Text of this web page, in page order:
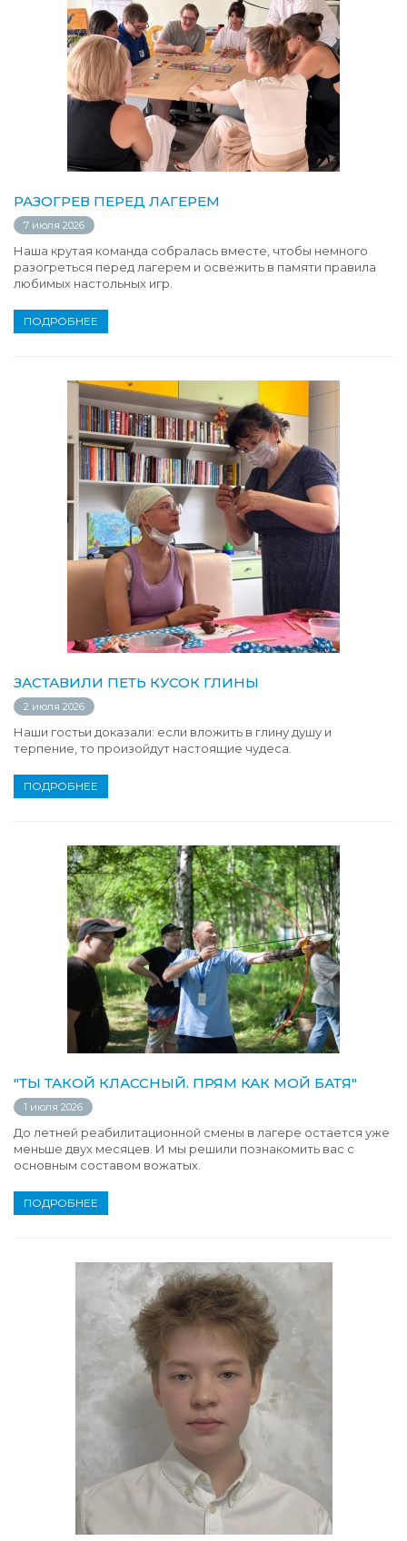
РАЗОГРЕВ ПЕРЕД ЛАГЕРЕМ
7 июля 2026
Наша крутая команда собралась вместе, чтобы немного
разогреться перед лагерем и освежить в памяти правила
любимых настольных игр.
ПОДРОБНЕЕ
ЗАСТАВИЛИ ПЕТЬ КУСОК ГЛИНЫ
2 июля 2026
Наши гостьи доказали: если вложить в глину душу и
терпение, то произойдут настоящие чудеса.
ПОДРОБНЕЕ
"ТЫ ТАКОЙ КЛАССНЫЙ. ПРЯМ КАК МОЙ БАТЯ"
1 июля 2026
До летней реабилитационной смены в лагере остается уже
меньше двух месяцев. И мы решили познакомить вас с
основным составом вожатых.
ПОДРОБНЕЕ